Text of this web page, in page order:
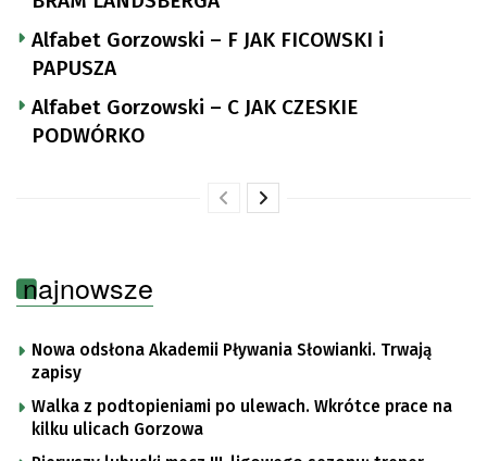
Alfabet Gorzowski – F JAK FICOWSKI i
PAPUSZA
Alfabet Gorzowski – C JAK CZESKIE
PODWÓRKO
najnowsze
Nowa odsłona Akademii Pływania Słowianki. Trwają
zapisy
Walka z podtopieniami po ulewach. Wkrótce prace na
kilku ulicach Gorzowa